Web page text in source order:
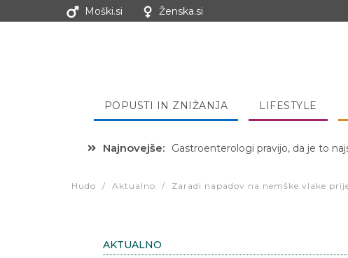
Moški.si Ženska.si
POPUSTI IN ZNIŽANJA LIFESTYLE
Najnovejše:
Gastroenterologi pravijo, da je to
Hudo / Aktualno / Zaradi napadov na nemške vlake
AKTUALNO